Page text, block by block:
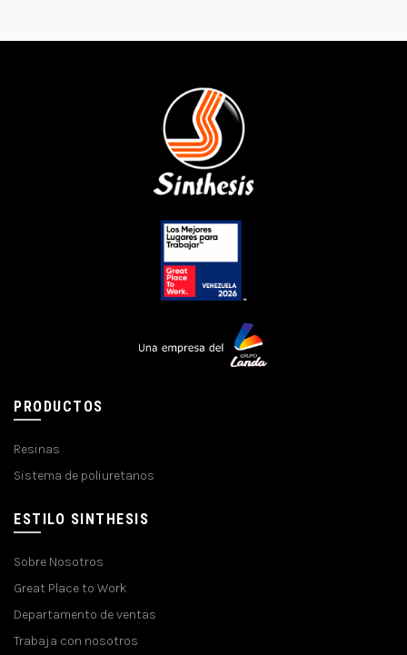
PRODUCTOS
Resinas
Sistema de poliuretanos
ESTILO SINTHESIS
Sobre Nosotros
Great Place to Work
Departamento de ventas
Trabaja con nosotros